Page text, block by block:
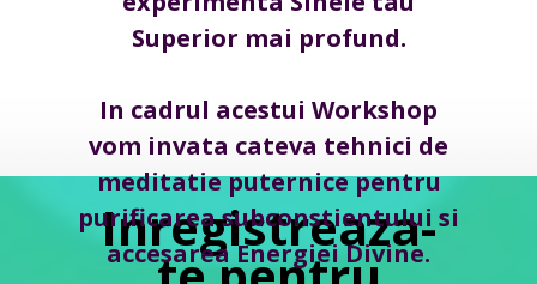
Superior mai profund.
In cadrul acestui Workshop
vom invata cateva tehnici de
meditatie puternice pentru
purificarea subconstientului si
accesarea Energiei Divine.
Inregistreaza-